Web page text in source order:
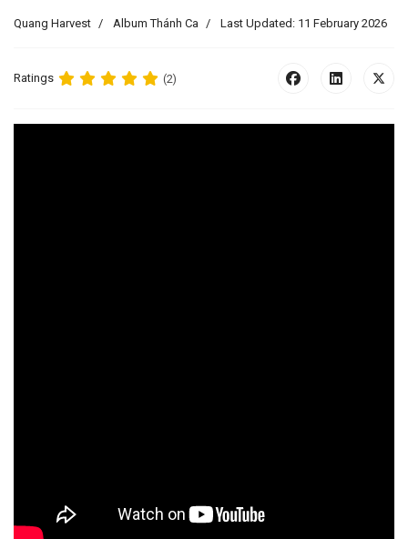
Quang Harvest Album Thánh Ca Last Updated: 11 February 2026
Ratings (2)